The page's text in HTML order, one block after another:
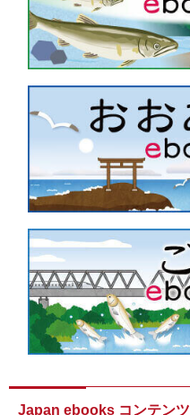
Japan ebooks コンテンツ